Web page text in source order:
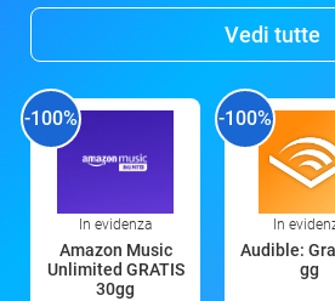
Vedi tutte
-100%
In evidenza
Amazon Music
Unlimited GRATIS
30gg
-100%
In
Audible:
gg